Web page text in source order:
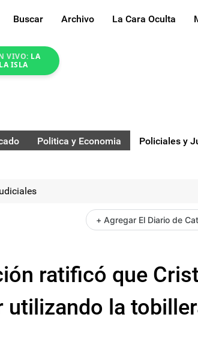
Buscar Archivo La Cara Oculta
VIVO: LA
ISLA
Politica y Economia Policiales y
+ Agregar El Diario de
ratificó que
utilizando la